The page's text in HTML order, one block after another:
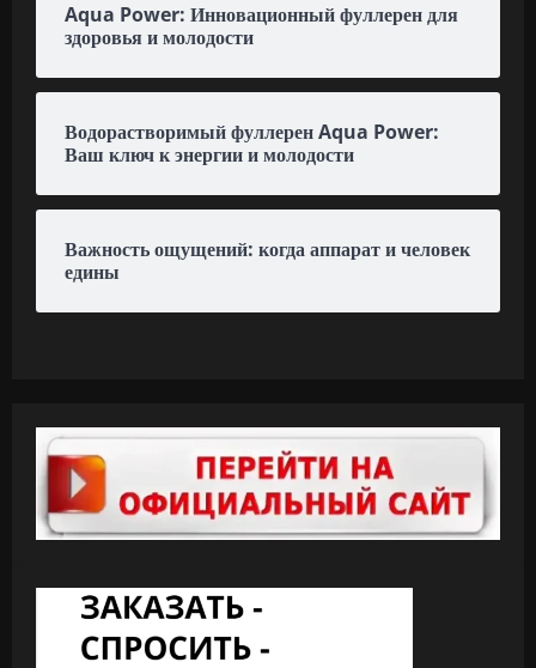
Aqua Power: Инновационный фуллерен для
здоровья и молодости
Водорастворимый фуллерен Aqua Power:
Ваш ключ к энергии и молодости
Важность ощущений: когда аппарат и человек
едины